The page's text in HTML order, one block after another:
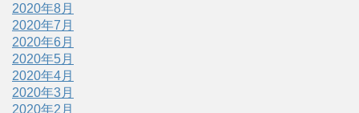
2020年8月
2020年7月
2020年6月
2020年5月
2020年4月
2020年3月
2020年2月